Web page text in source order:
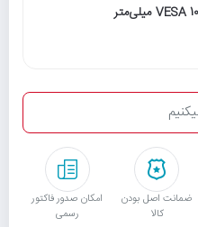
ﺿﻤﺎﻧﺖ اﺻﻞ ﺑﻮدن
ﮐﺎﻟﺎ
امکان صدور فاکتور
رسمی